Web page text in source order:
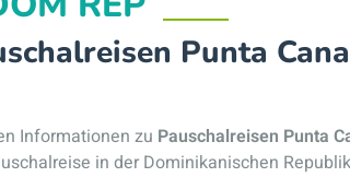
Punta
Informationen zu Pauschalreisen Punta
in der Dominikanischen